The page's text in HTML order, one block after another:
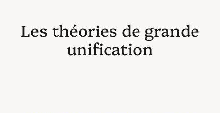
Les théories de grande
unification